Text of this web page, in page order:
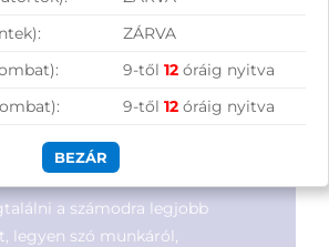
Kategória: Otthoni, irodai
Gyártó: Dell
221 900Ft
hírlevélre
a számodra legjobb
legyen szó munkáról,
ZÁRVA
9-től12 óráig nyitva
9-től12 óráig nyitva
BEZÁR